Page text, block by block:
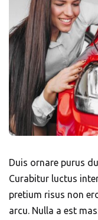
Duis ornare purus
Curabitur luctus
pretium risus non
arcu. Nulla a est